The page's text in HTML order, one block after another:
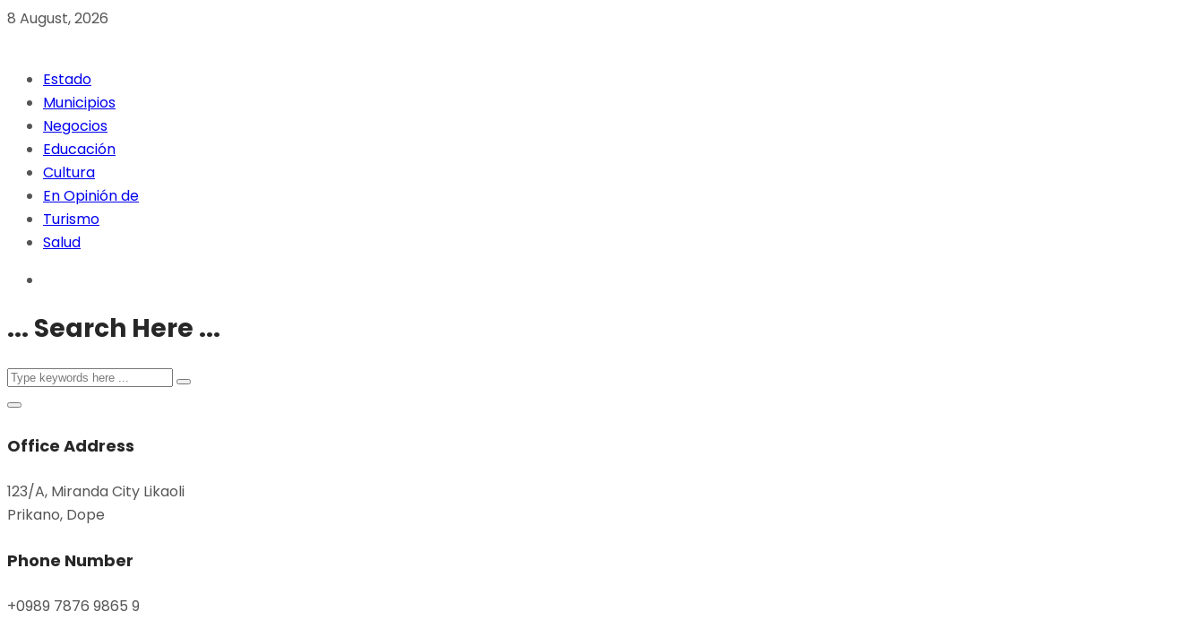
8 August, 2026
Estado
Municipios
Negocios
Educación
Cultura
En Opinión de
Turismo
Salud
... Search Here ...
Office Address
123/A, Miranda City Likaoli
Prikano, Dope
Phone Number
+0989 7876 9865 9